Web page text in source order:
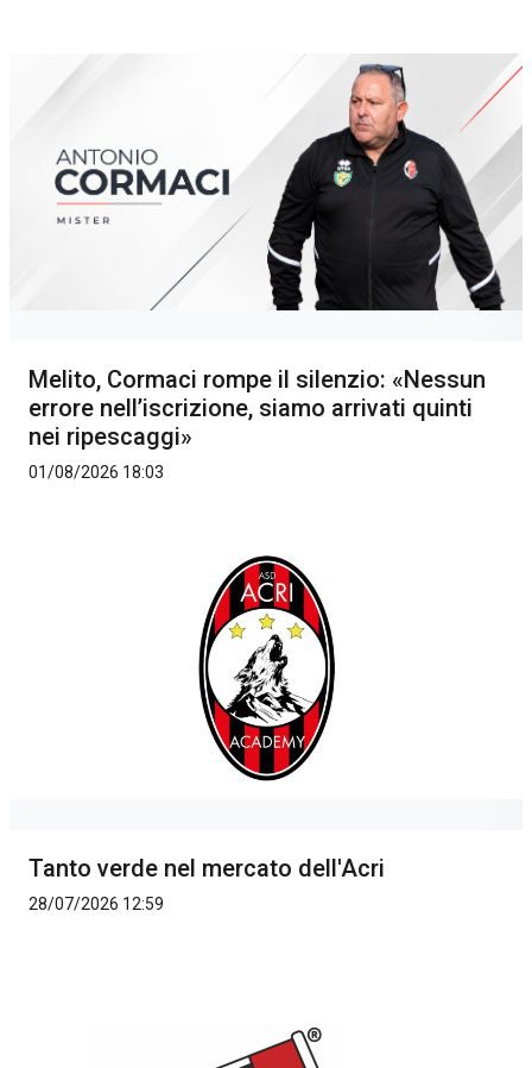
Melito, Cormaci rompe il silenzio: «Nessun
errore nell’iscrizione, siamo arrivati quinti
nei ripescaggi»
01/08/2026 18:03
Tanto verde nel mercato dell'Acri
28/07/2026 12:59